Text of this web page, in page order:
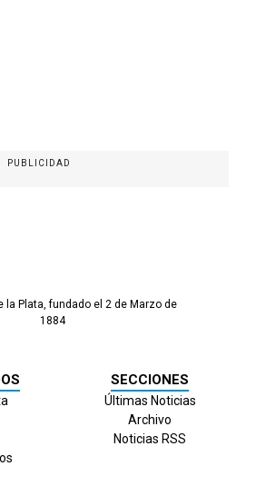
PUBLICIDAD
la Plata, fundado el 2 de Marzo de
1884
SECCIONES
Últimas Noticias
Archivo
Noticias RSS